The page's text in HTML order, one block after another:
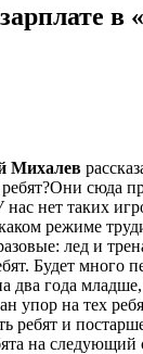
Михалев
сюда
нет таких
режиме
лед и
Будет много
два года
упор на тех
ребят и
на